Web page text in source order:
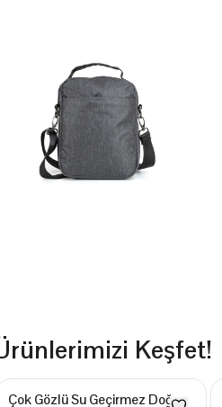
Keşfet!
Çok Gözlü Su Geçirmez Doğa